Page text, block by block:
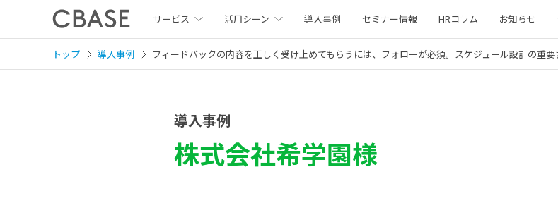
サービス 活用シーン 導入事例 セミナー情報 HRコラム お知らせ
トップ 導入事例 フィードバックの内容を正しく受け止めてもらうには、フォローが必須。スケジュール設計の重
導入事例
株式会社希学園様